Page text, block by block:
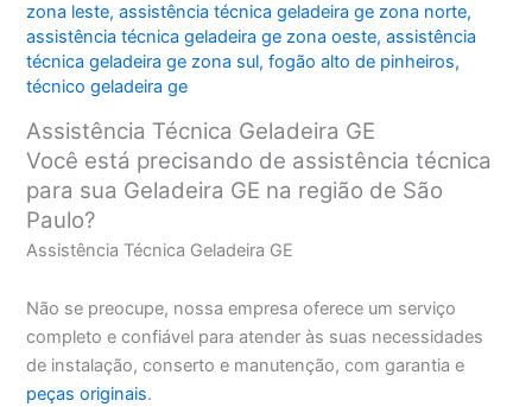
zona leste,assistência técnica geladeira ge zona norte,
assistência técnica geladeira ge zona oeste,assistência
técnica geladeira ge zona sul,fogão alto de pinheiros,
técnico geladeira ge
Assistência Técnica Geladeira GE
Você está precisando de assistência técnica
para sua Geladeira GE na região de São
Paulo?
Assistência Técnica Geladeira GE
Não se preocupe, nossa empresa oferece um serviço
completo e confiável para atender às suas necessidades
de instalação, conserto e manutenção, com garantia e
peças originais.